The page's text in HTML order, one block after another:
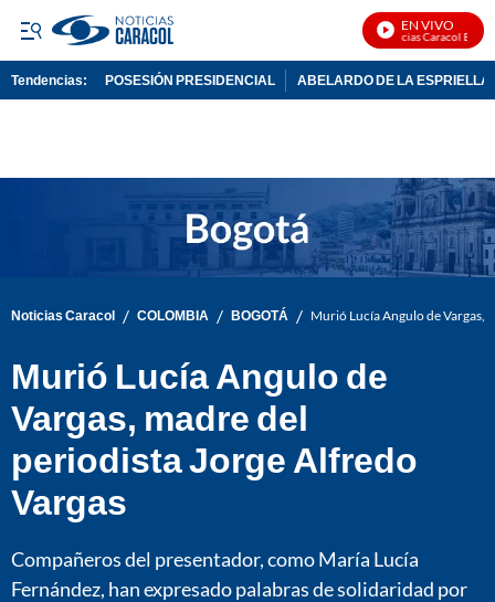
EN VIVO
Noticias Caracol En Vivo
Tendencias: POSESIÓN PRESIDENCIAL ABELARDO DE LA ESPRIELLA
Noticias Caracol / COLOMBIA / BOGOTÁ / Murió Lucía Angulo de Vargas,
Murió Lucía Angulo de
Vargas, madre del
periodista Jorge Alfredo
Vargas
Compañeros del presentador, como María Lucía
Fernández, han expresado palabras de solidaridad por